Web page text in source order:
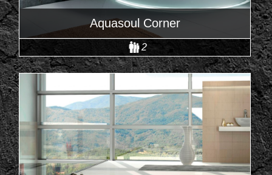
Aquasoul Corner
2